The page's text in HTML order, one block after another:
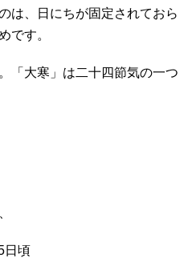
は、日にちが固定されておら
です。
「大寒」は二十四節気の一つ
日頃